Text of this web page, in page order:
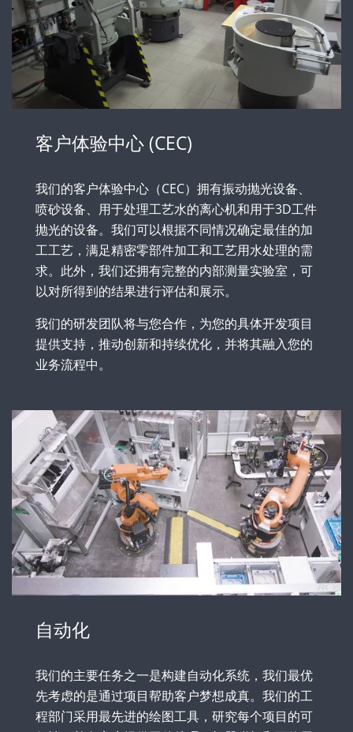
客户体验中心 (CEC)
我们的客户体验中心（CEC）拥有振动抛光设备、
喷砂设备、用于处理工艺水的离心机和用于3D工件
抛光的设备。我们可以根据不同情况确定最佳的加
工工艺，满足精密零部件加工和工艺用水处理的需
求。此外，我们还拥有完整的内部测量实验室，可
以对所得到的结果进行评估和展示。
我们的研发团队将与您合作，为您的具体开发项目
提供支持，推动创新和持续优化，并将其融入您的
业务流程中。
自动化
我们的主要任务之一是构建自动化系统，我们最优
先考虑的是通过项目帮助客户梦想成真。我们的工
程部门采用最先进的绘图工具，研究每个项目的可